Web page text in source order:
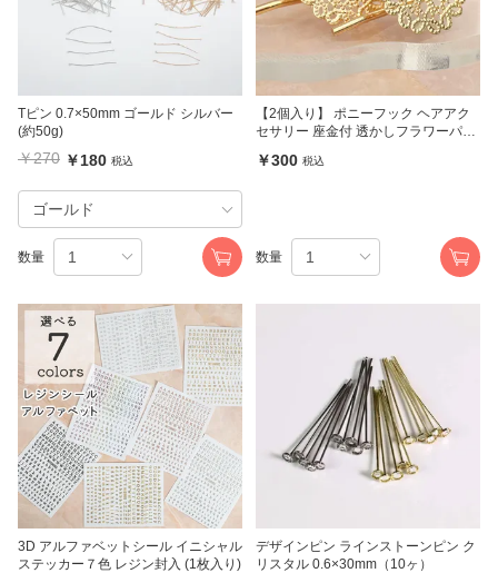
Tピン 0.7×50mm ゴールド シルバー
(約50g)
￥270 ￥180 税込
数量
【2個入り】 ポニーフック ヘアアク
セサリー 座金付 透かしフラワーパー
￥300 税込
数量
3D アルファベットシール イニシャル
ステッカー７色 レジン封入 (1枚入り)
デザインピン ラインストーンピン ク
リスタル 0.6×30mm（10ヶ）